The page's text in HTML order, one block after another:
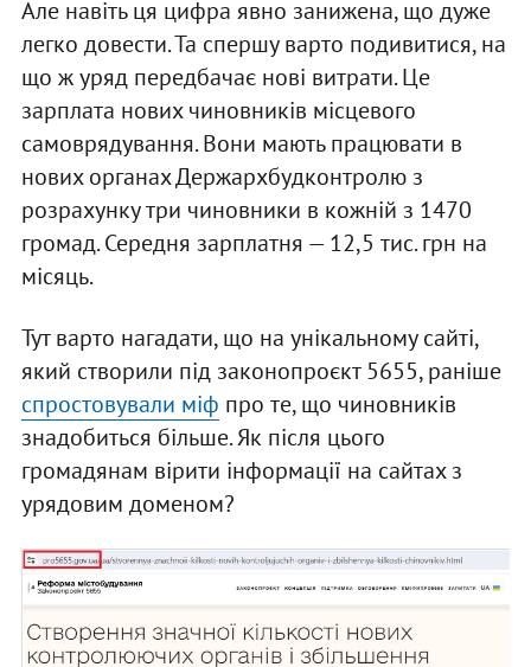
Але навіть ця цифра явно занижена, що дуже
легко довести. Та спершу варто подивитися, на
що ж уряд передбачає нові витрати. Це
зарплата нових чиновників місцевого
самоврядування. Вони мають працювати в
нових органах Держархбудконтролю з
розрахунку три чиновники в кожній з 1470
громад. Середня зарплатня — 12,5 тис. грн на
місяць.
Тут варто нагадати, що на унікальному сайті,
який створили під законопроєкт 5655, раніше
спростовували міф про те, що чиновників
знадобиться більше. Як після цього
громадянам вірити інформації на сайтах з
урядовим доменом?